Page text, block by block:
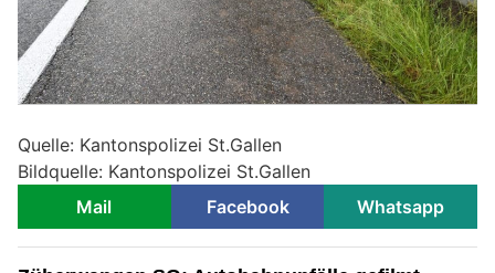
Quelle: Kantonspolizei St.Gallen
Bildquelle: Kantonspolizei St.Gallen
Mail
Facebook Whatsapp